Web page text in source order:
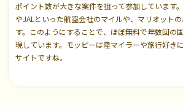
ポイント数が大きな案件を狙って参加しています
やJALといった航空会社のマイルや、マリオット
す。このようにすることで、ほぼ無料で年数回の
現しています。モッピーは陸マイラーや旅行好き
サイトですね。